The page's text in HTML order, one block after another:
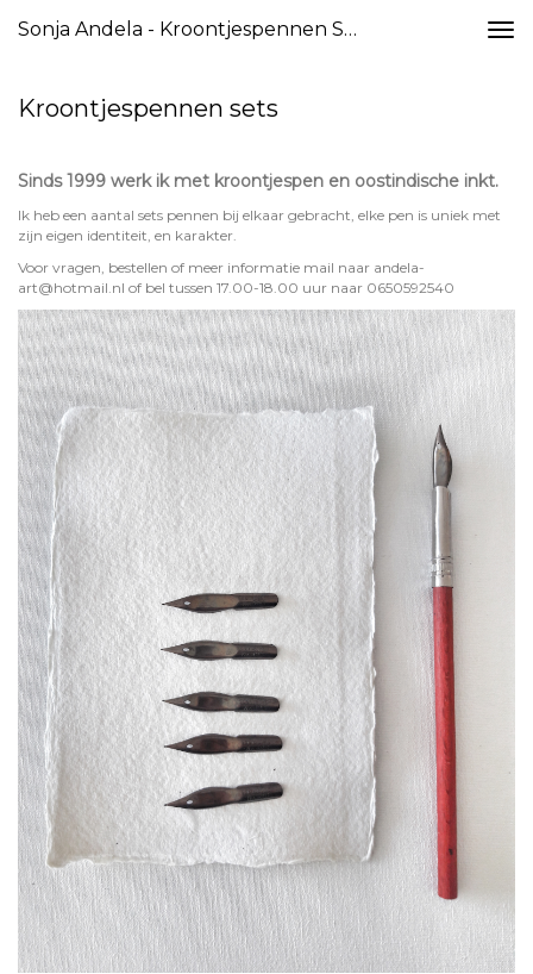
Sonja Andela - Kroontjespennen Sets
Kroontjespennen sets
Sinds 1999 werk ik met kroontjespen en oostindische inkt.
Ik heb een aantal sets pennen bij elkaar gebracht, elke pen is uniek met
zijn eigen identiteit, en karakter.
Voor vragen, bestellen of meer informatie mail naar andela-
art@hotmail.nl of bel tussen 17.00-18.00 uur naar 0650592540